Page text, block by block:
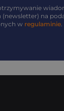
na
w regulaminie.